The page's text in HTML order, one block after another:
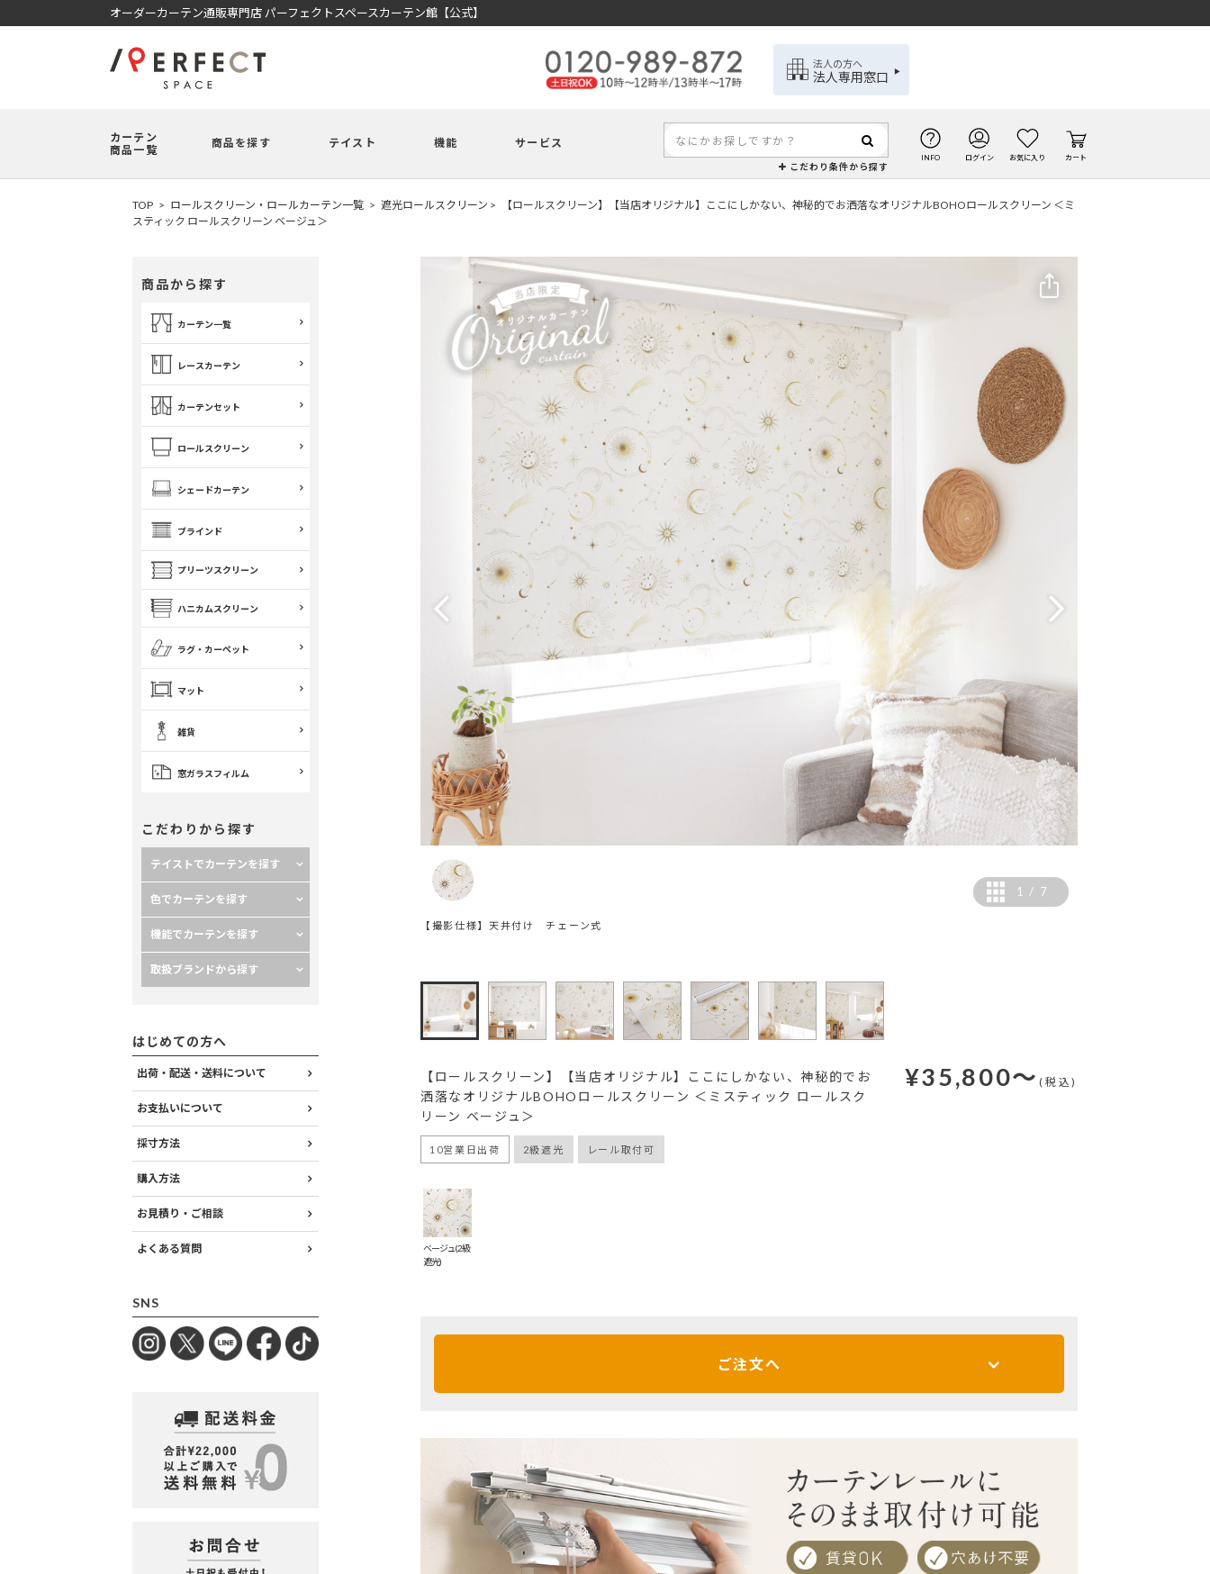
オーダーカーテン通販専門店 パーフェクトスペースカーテン館【公式】
法人の方へ
法人専用窓口
カーテン
商品一覧
商品を探す テイスト 機能 サービス
こだわり条件から探す
INFO ログイン お気に入り カート
TOP ロールスクリーン・ロールカーテン一覧 遮光ロールスクリーン
【ロールスクリーン】【当店オリジナル】ここにしかない、神秘的でお洒落なオリジナルBOHOロールスクリーン ＜ミ
スティック ロールスクリーン ベージュ＞
商品から探す
カーテン一覧
レースカーテン
カーテンセット
ロールスクリーン
シェードカーテン
ブラインド
プリーツスクリーン
ハニカムスクリーン
ラグ・カーペット
マット
雑貨
窓ガラスフィルム
こだわりから探す
テイストでカーテンを探す
色でカーテンを探す
機能でカーテンを探す
取扱ブランドから探す
はじめての方へ
出荷・配送・送料について
お支払いについて
採寸方法
購入方法
お見積り・ご相談
よくある質問
SNS
【撮影仕様】天井付け チェーン式
1 / 7
【ロールスクリーン】【当店オリジナル】ここにしかない、神秘的でお
洒落なオリジナルBOHOロールスクリーン ＜ミスティック ロールスク
リーン ベージュ＞
10営業日出荷 2級遮光 レール取付可
¥35,800～(税込)
ベージュ(2級
遮光)
ご注文へ